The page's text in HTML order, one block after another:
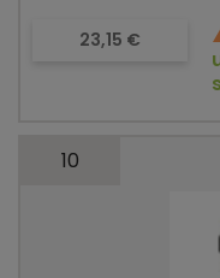
Precio
23,15 €
10